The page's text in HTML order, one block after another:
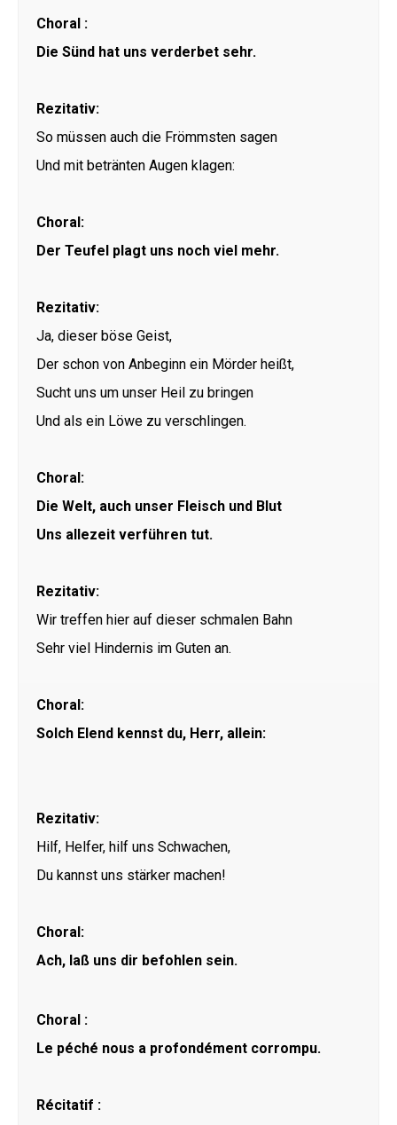
Choral :
Die Sünd hat uns verderbet sehr.
Rezitativ:
So müssen auch die Frömmsten sagen
Und mit betränten Augen klagen:
Choral:
Der Teufel plagt uns noch viel mehr.
Rezitativ:
Ja, dieser böse Geist,
Der schon von Anbeginn ein Mörder heißt,
Sucht uns um unser Heil zu bringen
Und als ein Löwe zu verschlingen.
Choral:
Die Welt, auch unser Fleisch und Blut
Uns allezeit verführen tut.
Rezitativ:
Wir treffen hier auf dieser schmalen Bahn
Sehr viel Hindernis im Guten an.
Choral:
Solch Elend kennst du, Herr, allein:
Rezitativ:
Hilf, Helfer, hilf uns Schwachen,
Du kannst uns stärker machen!
Choral:
Ach, laß uns dir befohlen sein.
Choral :
Le péché nous a profondément corrompu.
Récitatif :